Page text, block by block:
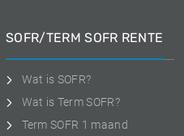
SOFR/TERM SOFR RENTE
Wat is SOFR?
Wat is Term SOFR?
Term SOFR 1 maand